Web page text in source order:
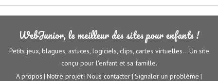
WebJunior, le meilleur des sites pour enfants !
Petits jeux, blagues, astuces, logiciels, clips, cartes virtuelles... Un site
conçu pour l'enfant et sa famille.
A propos | Notre projet | Nous contacter | Signaler un problème |